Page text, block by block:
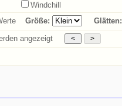
Windchill
Größe:
Glätten:
angezeigt